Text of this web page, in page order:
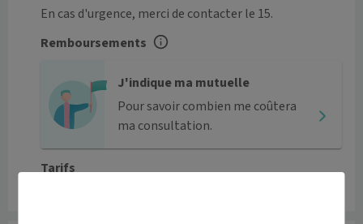
En cas d'urgence, merci de contacter le 15.
Remboursements
J'indique ma mutuelle
Pour savoir combien me coûtera
ma consultation.
Tarifs